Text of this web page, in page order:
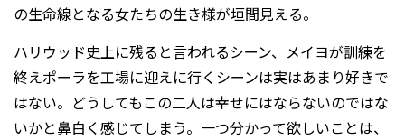
の生命線となる女たちの生き様が垣間見える。
ハリウッド史上に残ると言われるシーン、メイヨが訓練を
終えポーラを工場に迎えに行くシーンは実はあまり好きで
はない。どうしてもこの二人は幸せにはならないのではな
いかと鼻白く感じてしまう。一つ分かって欲しいことは、